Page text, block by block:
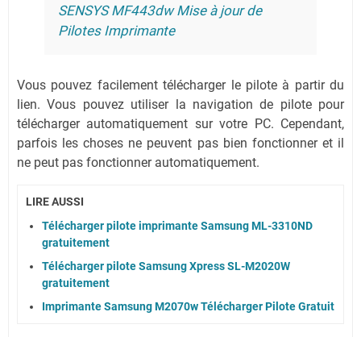
SENSYS MF443dw Mise à jour de
Pilotes Imprimante
Vous pouvez facilement télécharger le pilote à partir du
lien.Vous pouvez utiliser la navigation de pilote pour
télécharger automatiquement sur votre PC. Cependant,
parfois les choses ne peuvent pas bien fonctionner et il
ne peut pas fonctionner automatiquement.
LIRE AUSSI
Télécharger pilote imprimante Samsung ML-3310ND
gratuitement
Télécharger pilote Samsung Xpress SL-M2020W
gratuitement
Imprimante Samsung M2070w Télécharger Pilote Gratuit